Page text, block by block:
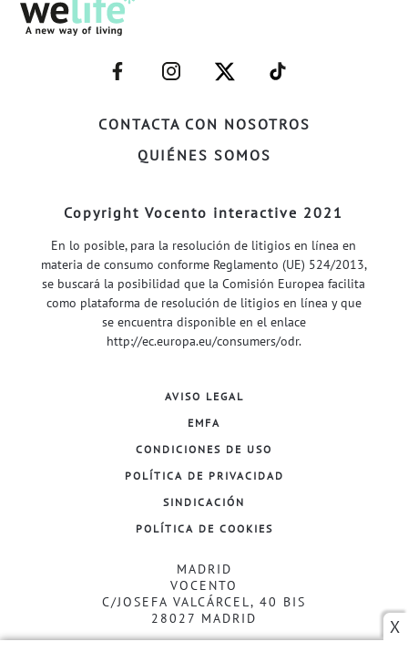
X
CONTACTA CON NOSOTROS
QUIÉNES SOMOS
–
FACEBOOK–
–
INSTAGRAM–
–
TWITTER–
–
WELIFE–
Copyright Vocento interactive 2021
En lo posible, para la resolución de litigios en línea en
materia de consumo conforme Reglamento (UE) 524/2013,
se buscará la posibilidad que la Comisión Europea facilita
como plataforma de resolución de litigios en línea y que
se encuentra disponible en el enlace
http://ec.europa.eu/consumers/odr.
AVISO LEGAL
EMFA
CONDICIONES DE USO
POLÍTICA DE PRIVACIDAD
SINDICACIÓN
POLÍTICA DE COOKIES
MADRID
VOCENTO
C/JOSEFA VALCÁRCEL, 40 BIS
28027 MADRID